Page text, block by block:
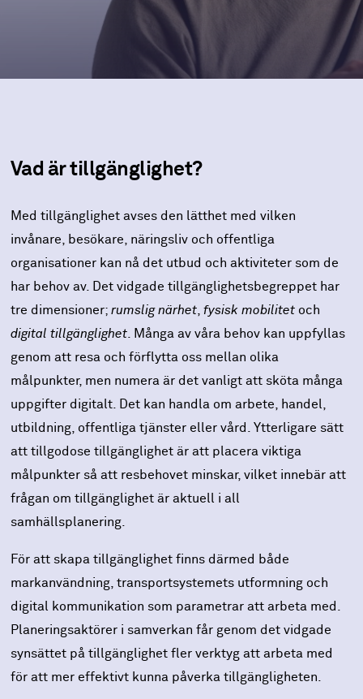
Vad är tillgänglighet?
Med tillgänglighet avses den lätthet med vilken
invånare, besökare, näringsliv och offentliga
organisationer kan nå det utbud och aktiviteter som de
har behov av. Det vidgade tillgänglighetsbegreppet har
tre dimensioner; rumslig närhet, fysisk mobilitetoch
digital tillgänglighet. Många av våra behov kan uppfyllas
genom att resa och förflytta oss mellan olika
målpunkter, men numera är det vanligt att sköta många
uppgifter digitalt. Det kan handla om arbete, handel,
utbildning, offentliga tjänster eller vård. Ytterligare sätt
att tillgodose tillgänglighet är att placera viktiga
målpunkter så att resbehovet minskar, vilket innebär att
frågan om tillgänglighet är aktuell i all
samhällsplanering.
För att skapa tillgänglighet finns därmed både
markanvändning, transportsystemets utformning och
digital kommunikation som parametrar att arbeta med.
Planeringsaktörer i samverkan får genom det vidgade
synsättet på tillgänglighet fler verktyg att arbeta med
för att mer effektivt kunna påverka tillgängligheten.